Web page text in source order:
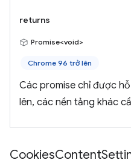
returns
Promise<void>
Chrome 96 trở lên
Các promise chỉ được
lên, các nền tảng khác
CookiesContent